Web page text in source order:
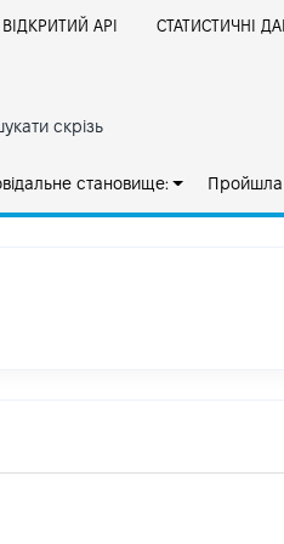
ВІДКРИТИЙ АРІ СТАТИСТИЧНІ
скрізь
становище: Пройшла